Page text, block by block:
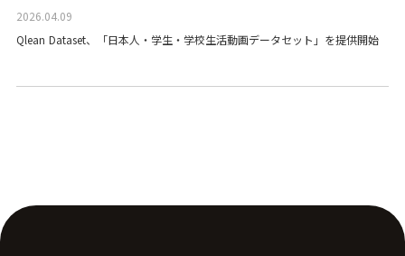
2026.04.09
Qlean Dataset、「日本人・学生・学校生活動画データセット」を提供開始